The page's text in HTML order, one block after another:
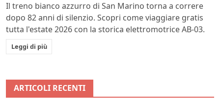
Il treno bianco azzurro di San Marino torna a correre
dopo 82 anni di silenzio. Scopri come viaggiare gratis
tutta l'estate 2026 con la storica elettromotrice AB-03.
Leggi di più
ARTICOLI RECENTI